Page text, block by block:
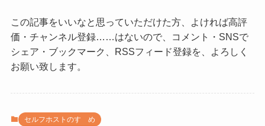
この記事をいいなと思っていただけた方、よければ高評
価・チャンネル登録……はないので、コメント・SNSで
シェア・ブックマーク、RSSフィード登録を、よろしく
お願い致します。
セルフホストのすゝめ